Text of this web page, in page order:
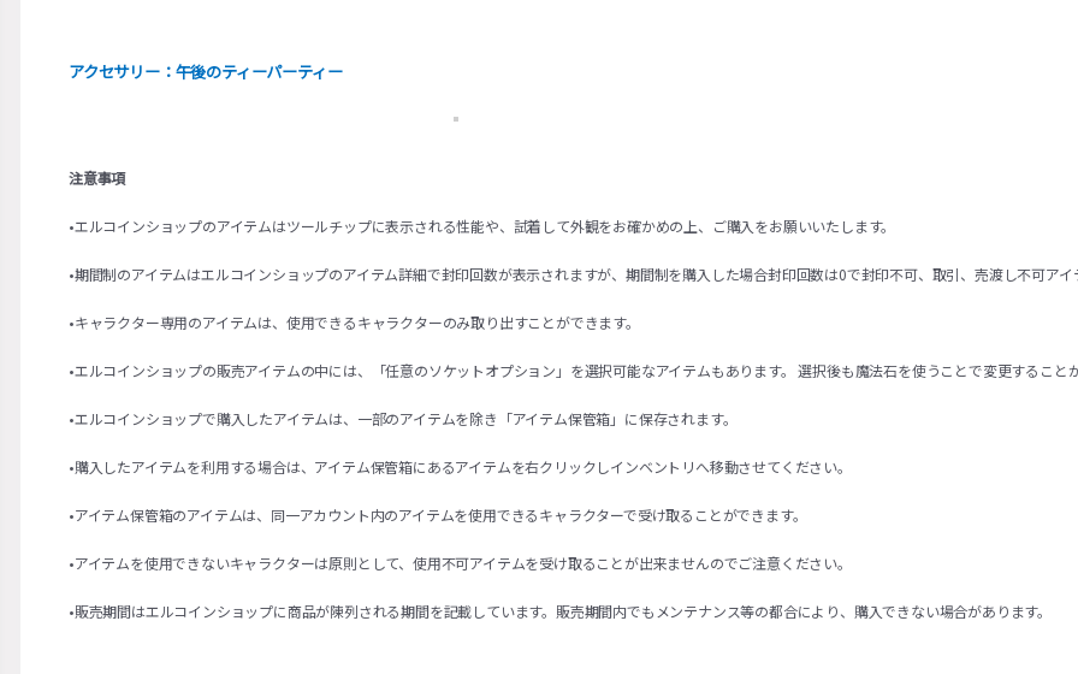
アクセサリー：午後のティーパーティー
注意事項
•エルコインショップのアイテムはツールチップに表示される性能や、試着して外観をお確かめの上、ご購入をお願いいたします。
•期間制のアイテムはエルコインショップのアイテム詳細で封印回数が表示されますが、期間制を購入した場合封印回数は0で封印不可、取引、売渡し不可アイ
•キャラクター専用のアイテムは、使用できるキャラクターのみ取り出すことができます。
•エルコインショップの販売アイテムの中には、「任意のソケットオプション」を選択可能なアイテムもあります。 選択後も魔法石を使うことで変更することが
•エルコインショップで購入したアイテムは、一部のアイテムを除き「アイテム保管箱」に保存されます。
•購入したアイテムを利用する場合は、アイテム保管箱にあるアイテムを右クリックしインベントリへ移動させてください。
•アイテム保管箱のアイテムは、同一アカウント内のアイテムを使用できるキャラクターで受け取ることができます。
•アイテムを使用できないキャラクターは原則として、使用不可アイテムを受け取ることが出来ませんのでご注意ください。
•販売期間はエルコインショップに商品が陳列される期間を記載しています。販売期間内でもメンテナンス等の都合により、購入できない場合があります。